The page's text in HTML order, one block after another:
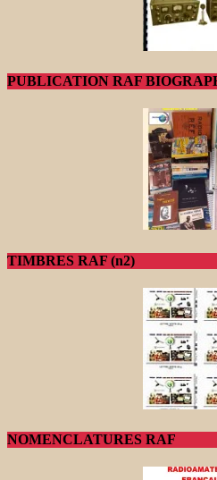
PUBLICATION RAF
TIMBRES RAF (n2)
NOMENCLATURES RAF